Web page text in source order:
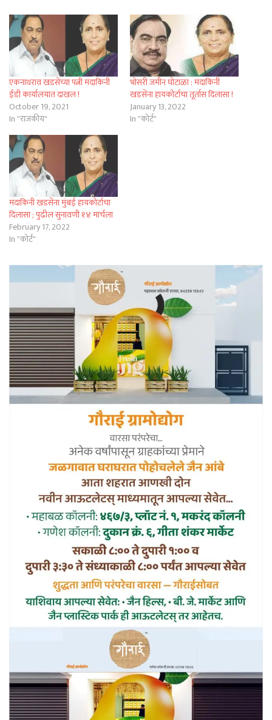
एकनाथराव खडसेंच्या पत्नी मंदाकिनी
ईडी कार्यालयात दाखल !
October 19, 2021
In "राजकीय"
भोसरी जमीन घोटाळा : मंदाकिनी
खडसेंना हायकोर्टाचा तूर्तास दिलासा !
January 13, 2022
In "कोर्ट"
मंदाकिनी खडसेंना मुंबई हायकोर्टाचा
दिलासा ; पुढील सुनावणी १४ मार्चला
February 17, 2022
In "कोर्ट"